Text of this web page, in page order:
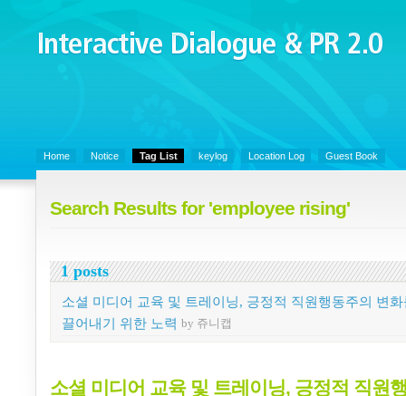
Interactive Dialogue &
PR 2.0
Home Notice Tag List keylog Location Log Guest Book
Search Results for 'employee rising'
1 posts
소셜 미디어 교육 및 트레이닝, 긍정적 직원행동주의 변
끌어내기 위한 노력 by 쥬니캡
소셜 미디어 교육 및 트레이닝, 긍정적 직원